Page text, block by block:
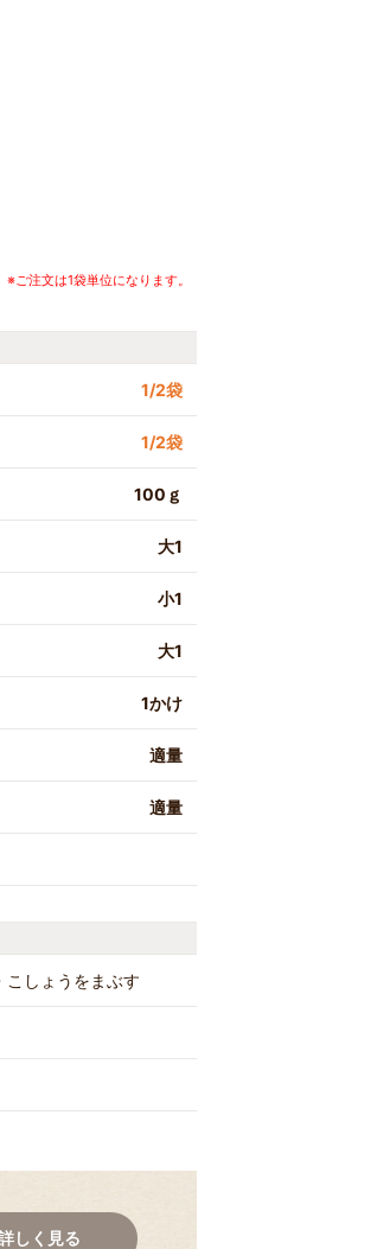
※ご注文は1袋単位になります。
1/2袋
1/2袋
100ｇ
大1
小1
大1
1かけ
適量
適量
こしょうをまぶす
しく見る